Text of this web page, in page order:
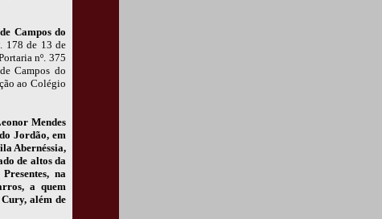
Campos do
178 de 13 de
nº. 375
Campos do
ao Colégio
Mendes
Jordão, em
Abernéssia,
de altos da
na
a quem
além de